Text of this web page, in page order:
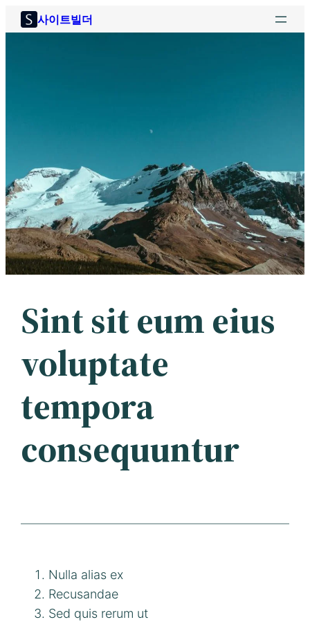
텐
사이트빌더
Sint sit eum eius
voluptate
tempora
consequuntur
Nulla alias ex
Recusandae
Sed quis rerum ut